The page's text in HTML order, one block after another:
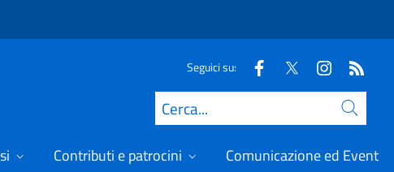
Seguici su:
Cerca
Contributi e patrocini Comunicazione ed Eventi